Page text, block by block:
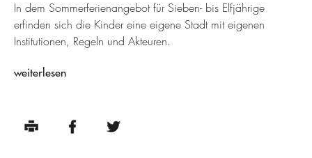
In dem Sommerferienangebot für Sieben- bis Elfjährige
erfinden sich die Kinder eine eigene Stadt mit eigenen
Institutionen, Regeln und Akteuren.
weiterlesen